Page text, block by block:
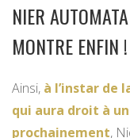
NIER
MONTRE ENFIN !
Ainsi, à l’instar de
qui aura droit à
prochainement,